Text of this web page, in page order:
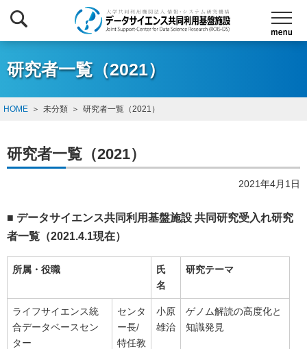
研究者一覧（2021）
HOME 未分類 研究者一覧（2021）
研究者一覧（2021）
2021年4月1日
■ データサイエンス共同利用基盤施設 共同研究受入れ研究
者一覧（2021.4.1現在）
所属・役職
氏
名
研究テーマ
ライフサイエンス統
合データベースセン
ター
センタ
ー長/
特任教
小原
雄治
ゲノム解読の高度化と
知識発見